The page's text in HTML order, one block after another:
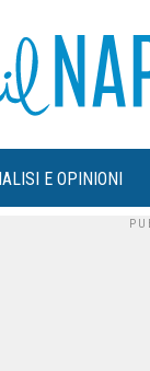
E OPINIONI